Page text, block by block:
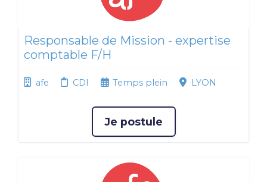
Responsable de Mission - expertise
comptable F/H
afe CDI Temps plein LYON
Je postule